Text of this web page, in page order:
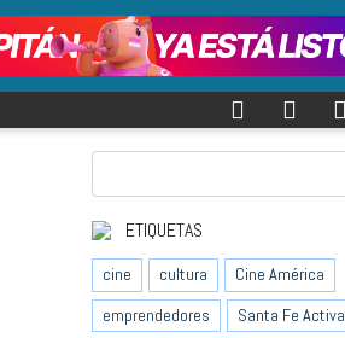
ETIQUETAS
cine cultura
Cine América
emprendedores
Santa Fe Activa